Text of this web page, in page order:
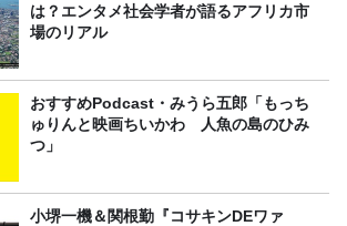
は？エンタメ社会学者が語るアフリカ市
場のリアル
おすすめPodcast・みうら五郎「もっち
ゅりんと映画ちいかわ 人魚の島のひみ
つ」
小堺一機＆関根勤『コサキンDEワァ